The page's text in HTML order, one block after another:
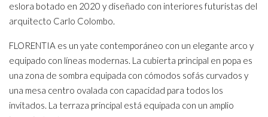
eslora botado en 2020 y diseñado con interiores futuristas del
arquitecto Carlo Colombo.
FLORENTIA es un yate contemporáneo con un elegante arco y
equipado con líneas modernas. La cubierta principal en popa es
una zona de sombra equipada con cómodos sofás curvados y
una mesa centro ovalada con capacidad para todos los
invitados. La terraza principal está equipada con un amplio